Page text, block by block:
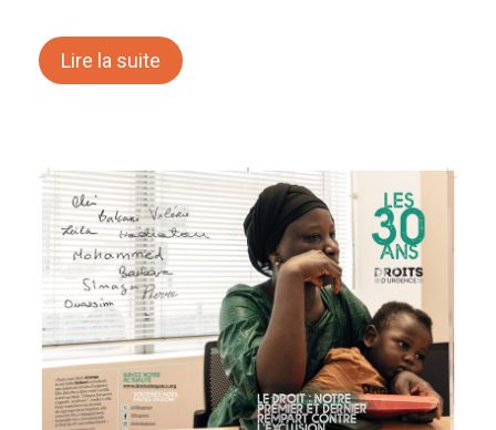
Lire la suite